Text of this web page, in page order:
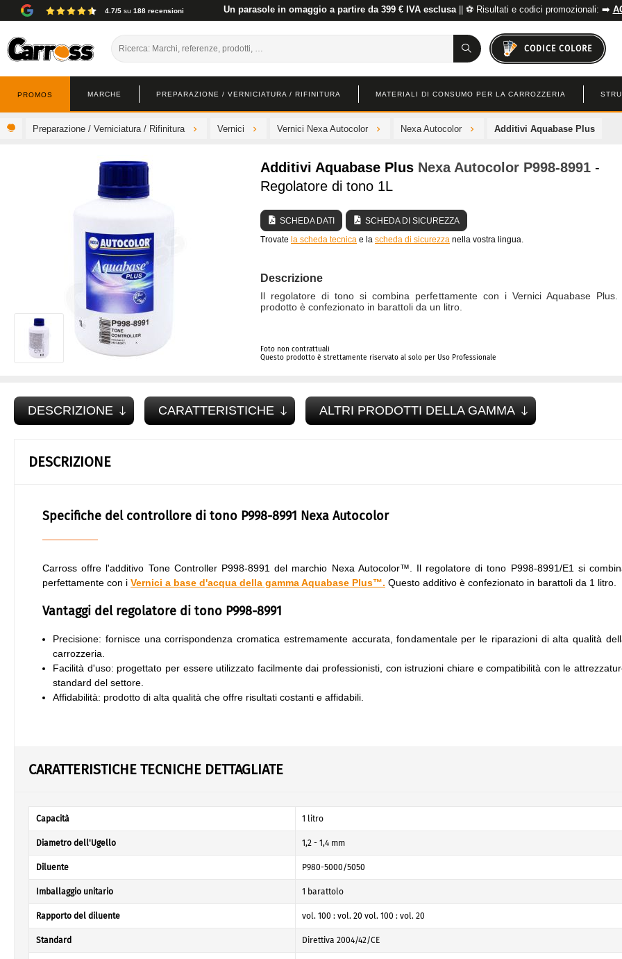
4.7/5 su 188 recensioni Un parasole in omaggio a partire da 399 € IVA esclusa|| ⚽ Risultati e codici promozionali: ➡️
CODICE COLORE
PREPARAZIONE / VERNICIATURA / RIFINITURA MATERIALI DI CONSUMO PER LA CARROZZERIA
MARCHE
PROMOS
Preparazione / Verniciatura / Rifinitura Vernici Vernici Nexa Autocolor Nexa Autocolor Additivi Aquabase Plus
Additivi Aquabase Plus Nexa Autocolor P998-8991 -
Regolatore di tono 1L
SCHEDA DATI
SCHEDA DI SICUREZZA
Trovate la scheda tecnica e la scheda di sicurezza nella vostra lingua.
Descrizione
Il regolatore di tono si combina perfettamente con i Vernici Aquabase Plus.
prodotto è confezionato in barattoli da un litro.
Foto non contrattuali
Questo prodotto è strettamente riservato al solo per Uso Professionale
DESCRIZIONE CARATTERISTICHE ALTRI PRODOTTI DELLA GAMMA
DESCRIZIONE
Specifiche del controllore di tono P998-8991 Nexa Autocolor
Carross offre l'additivo Tone Controller P998-8991 del marchio Nexa Autocolor™. Il regolatore di tono P998-8991/E1 si
perfettamente con i Vernici a base d'acqua della gamma Aquabase Plus™. Questo additivo è confezionato in barattoli da 1 litro.
Vantaggi del regolatore di tono P998-8991
Precisione: fornisce una corrispondenza cromatica estremamente accurata, fondamentale per le riparazioni di alta qualità
carrozzeria.
Facilità d'uso: progettato per essere utilizzato facilmente dai professionisti, con istruzioni chiare e compatibilità con le
standard del settore.
Affidabilità: prodotto di alta qualità che offre risultati costanti e affidabili.
CARATTERISTICHE TECNICHE DETTAGLIATE
Capacità 1 litro
Diametro dell'Ugello 1,2 - 1,4 mm
Diluente P980-5000/5050
Imballaggio unitario 1 barattolo
Rapporto del diluente vol. 100 : vol. 20 vol. 100 : vol. 20
Standard Direttiva 2004/42/CE